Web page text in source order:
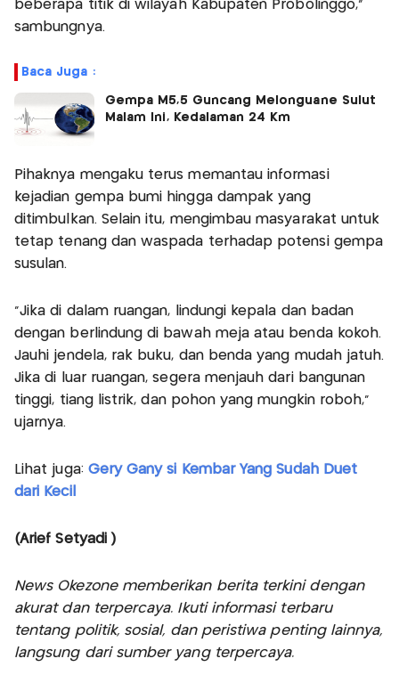
beberapa titik di wilayah Kabupaten Probolinggo,”
sambungnya.
Baca Juga :
Gempa M5,5 Guncang Melonguane Sulut
Malam Ini, Kedalaman 24 Km
Pihaknya mengaku terus memantau informasi
kejadian gempa bumi hingga dampak yang
ditimbulkan. Selain itu, mengimbau masyarakat untuk
tetap tenang dan waspada terhadap potensi gempa
susulan.
“Jika di dalam ruangan, lindungi kepala dan badan
dengan berlindung di bawah meja atau benda kokoh.
Jauhi jendela, rak buku, dan benda yang mudah jatuh.
Jika di luar ruangan, segera menjauh dari bangunan
tinggi, tiang listrik, dan pohon yang mungkin roboh,”
ujarnya.
Lihat juga: Gery Gany si Kembar Yang Sudah Duet
dari Kecil
(Arief Setyadi )
News Okezone memberikan berita terkini dengan
akurat dan terpercaya. Ikuti informasi terbaru
tentang politik, sosial, dan peristiwa penting lainnya,
langsung dari sumber yang terpercaya.